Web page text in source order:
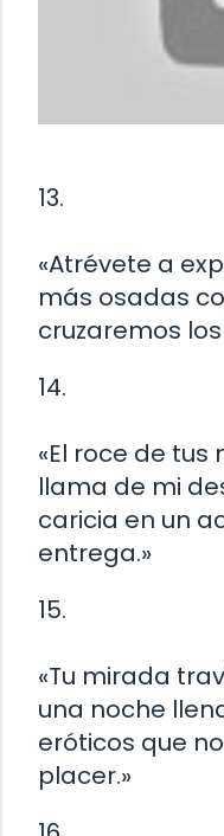
13.
«Atrévete a
más osadas
cruzaremos
14.
«El roce de
llama de mi
caricia en un
entrega.»
15.
«Tu mirada
una noche
eróticos que
placer.»